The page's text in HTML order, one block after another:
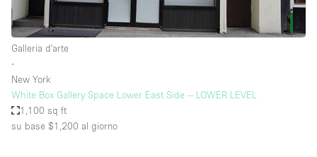
Galleria d'arte
∙
New York
White Box Gallery Space Lower East Side -- LOWER LEVEL
1,100 sq ft
su base $1,200 al giorno